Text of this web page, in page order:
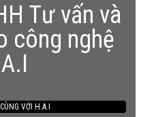
Tư vấn và
công nghệ
VỚI H.A.I